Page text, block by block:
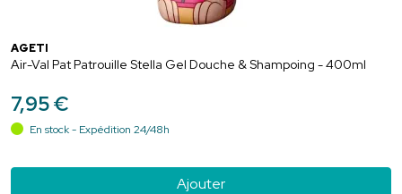
AGETI
Air-Val Pat Patrouille Stella Gel Douche & Shampoing - 400ml
7,95€
En stock - Expédition 24/48h
Ajouter